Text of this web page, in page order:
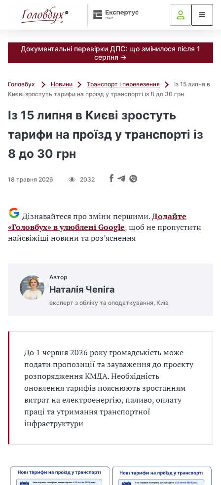
Документальні перевірки ДПС: що змінилося після 1
серпня →
Головбух Новини Транспорт і перевезення
Із 15 липня в
Києві зростуть тарифи на проїзд у транспорті із 8 до 30 грн
Із 15 липня в Києві зростуть
тарифи на проїзд у транспорті із
8 до 30 грн
18 травня 2026 2032
Дізнавайтеся про зміни першими.Додайте
«Головбух» в улюблені Google, щоб не пропустити
найсвіжіші новини та роз’яснення
Автор
Наталія Чепіга
експерт з обліку та оподаткування, Київ
До 1 червня 2026 року громадськість може
подати пропозиції та зауваження до проєкту
розпорядження КМДА. Необхідність
оновлення тарифів пояснюють зростанням
витрат на електроенергію, паливо, оплату
праці та утримання транспортної
інфраструктури